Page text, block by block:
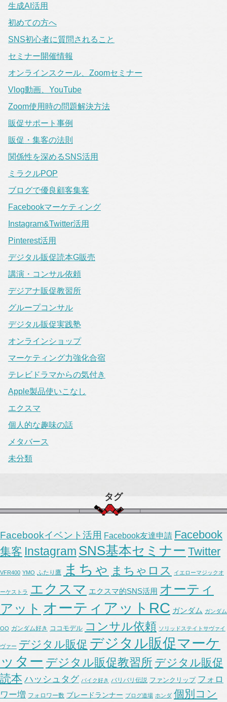
生成AI活用
初めての方へ
SNS初心者に質問されること
セミナー開催情報
オンラインスクール、Zoomセミナー
Vlog動画、YouTube
Zoom使用時の問題解決方法
販促サポート事例
販促・集客の法則
関係性を深めるSNS活用
ミラクルPOP
ブログで優良顧客集客
Facebookマーケティング
Instagram&Twitter活用
Pinterest活用
デジタル販促読本G販売
講演・コンサル依頼
デジアナ販促教習所
グループコンサル
デジタル販促実践塾
オンラインショップ
マーケティング力強化合宿
テレビドラマからの気付き
Apple製品使いこなし
エクスマ
個人的な趣味の話
メタバース
未分類
タグ
Facebookイベント活用 Facebook友達申請 Facebook
集客 Instagram SNS基本セミナー Twitter
VFR400 YMO ふたり鷹 まちゃ まちゃロス イエローマジックオ
ーケストラ エクスマ エクスマ的SNS活用 オーティ
アット オーティアットRC ガンダム ガンダム
OO ガンダム好き ココモデル コンサル依頼 ソリッドステイトサヴァイ
ヴァー デジタル販促 デジタル販促マーケ
ッター デジタル販促教習所 デジタル販促
読本 ハッシュタグ バイク好き バリバリ伝説 ファンクリップ フォロ
ワー増 フォロワー数 ブレードランナー ブログ道場 ホンダ 個別コン